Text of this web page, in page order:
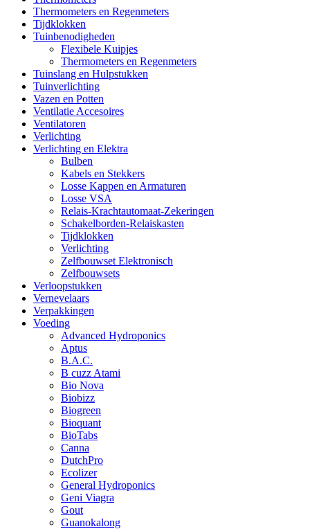
Thermometers en Regenmeters
Tijdklokken
Tuinbenodigheden
Flexibele Kuipjes
Thermometers en Regenmeters
Tuinslang en Hulpstukken
Tuinverlichting
Vazen en Potten
Ventilatie Accesoires
Ventilatoren
Verlichting
Verlichting en Elektra
Bulben
Kabels en Stekkers
Losse Kappen en Armaturen
Losse VSA
Relais-Krachtautomaat-Zekeringen
Schakelborden-Relaiskasten
Tijdklokken
Verlichting
Zelfbouwset Elektronisch
Zelfbouwsets
Verloopstukken
Vernevelaars
Verpakkingen
Voeding
Advanced Hydroponics
Aptus
B.A.C.
B cuzz Atami
Bio Nova
Biobizz
Biogreen
Bioquant
BioTabs
Canna
DutchPro
Ecolizer
General Hydroponics
Geni Viagra
Gout
Guanokalong